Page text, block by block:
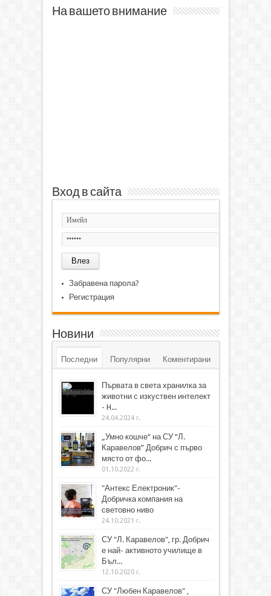
На вашето внимание
Вход в сайта
Забравена парола?
Регистрация
Новини
Последни Популярни Коментирани
Първата в света хранилка за
животни с изкуствен интелект
- H...
24.04.2024 г.
„Умно кошче“ на СУ “Л.
Каравелов” Добрич с първо
място от фо...
01.10.2022 г.
"Антекс Електроник"-
Добричка компания на
световно ниво
24.10.2021 г.
СУ "Л. Каравелов", гр. Добрич
е най- активното училище в
Бъл...
12.10.2020 г.
СУ "Любен Каравелов" ,